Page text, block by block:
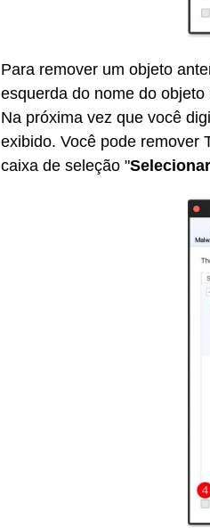
Para remover um objeto
esquerda do nome do objeto
Na próxima vez que você
exibido. Você pode remover
caixa de seleção "